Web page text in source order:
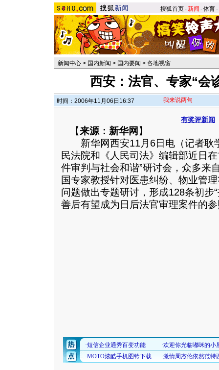
搜狐首页-新闻 -体育-
新闻中心 > 国内新闻 > 国内要闻 > 各地视窗
西安：法官、专家“会
时间：2006年11月06日16:37 我来说两句
有奖评新闻
【来源：新华网 】
新华网西安11月6日电（记者耿
民法院和《人民司法》编辑部近日
件审判与社会和谐”研讨会，众多来
国专家教授针对医患纠纷、物业管
问题做出专题研讨，形成128条初步
善后有望成为日后法官审理案件的